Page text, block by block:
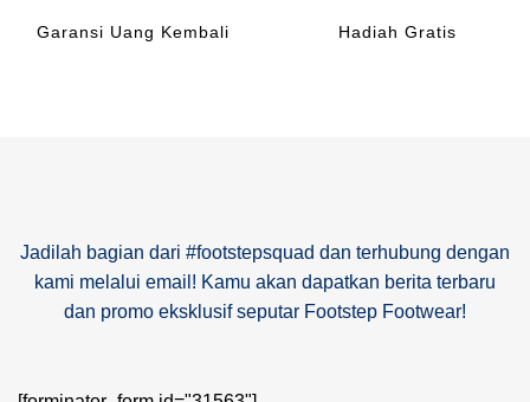
Garansi Uang Kembali Hadiah Gratis
Jadilah bagian dari #footstepsquad dan terhubung dengan
kami melalui email! Kamu akan dapatkan berita terbaru
dan promo eksklusif seputar Footstep Footwear!